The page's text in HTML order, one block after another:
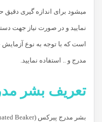
میشود برای اندازه گیری دقیق
نمایید و در صورت نیاز جهت
است که با توجه به نوع
مدرج و .. استفاده نمایید.
تعریف بشر